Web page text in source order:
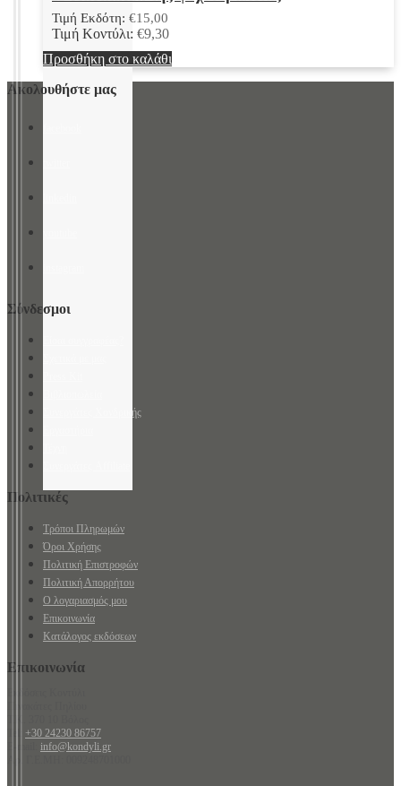
Τιμή Εκδότη: €15,00
Τιμή Κοντύλι: €9,30
Προσθήκη στο καλάθι
Ακολουθήστε μας
Σύνδεσμοι
Συνεργάτες Χονδρικής
Πολιτικές
Τρόποι Πληρωμών
Όροι Χρήσης
Πολιτική Επιστροφών
Πολιτική Απορρήτου
Ο λογαριασμός μου
Επικοινωνία
Κατάλογος εκδόσεων
Επικοινωνία
+30 24230 86757
info@kondyli.gr